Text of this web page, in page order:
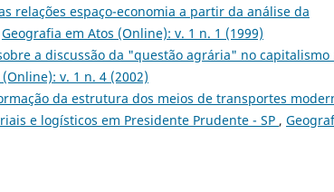
relações espaço-economia a partir da análise da
Geografia em Atos (Online): v. 1 n. 1 (1999)
a discussão da "questão agrária" no capitalismo
v. 1 n. 4 (2002)
da estrutura dos meios de transportes
e logísticos em Presidente Prudente - SP ,